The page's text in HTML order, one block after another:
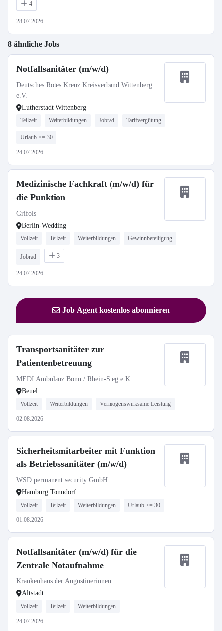
4
28.07.2026
8 ähnliche Jobs
Notfallsanitäter (m/w/d)
Deutsches Rotes Kreuz Kreisverband Wittenberg
e.V.
Lutherstadt Wittenberg
Teilzeit Weiterbildungen Jobrad Tarifvergütung
Urlaub >= 30
24.07.2026
Medizinische Fachkraft (m/w/d) für
die Punktion
Grifols
Berlin-Wedding
Vollzeit Teilzeit Weiterbildungen Gewinnbeteiligung
Jobrad 3
24.07.2026
Job Agent kostenlos abonnieren
Transportsanitäter zur
Patientenbetreuung
MEDI Ambulanz Bonn / Rhein-Sieg e.K.
Beuel
Vollzeit Weiterbildungen Vermögenswirksame Leistung
02.08.2026
Sicherheitsmitarbeiter mit Funktion
als Betriebssanitäter (m/w/d)
WSD permanent security GmbH
Hamburg Tonndorf
Vollzeit Teilzeit Weiterbildungen Urlaub >= 30
01.08.2026
Notfallsanitäter (m/w/d) für die
Zentrale Notaufnahme
Krankenhaus der Augustinerinnen
Altstadt
Vollzeit Teilzeit Weiterbildungen
24.07.2026